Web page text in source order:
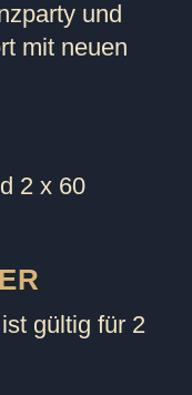
und
mit neuen
2 x 60
gültig für 2